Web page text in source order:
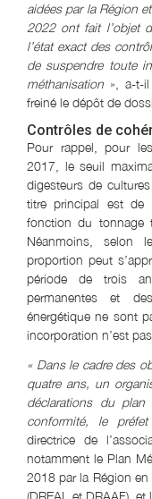
aidées par la Région
2022 ont fait l’objet
l’état exact des
de suspendre toute
méthanisation », a-t-
freiné le dépôt de
Contrôles de
Pour rappel, pour
2017, le seuil
digesteurs de
titre principal est de
fonction du tonnage
Néanmoins, selon
proportion peut
période de trois
permanentes et
énergétique ne sont
incorporation n’est
« Dans le cadre des
quatre ans, un
déclarations du plan
conformité, le
directrice de
notamment le Plan
2018 par la Région en
(DREAL et DRAAF),